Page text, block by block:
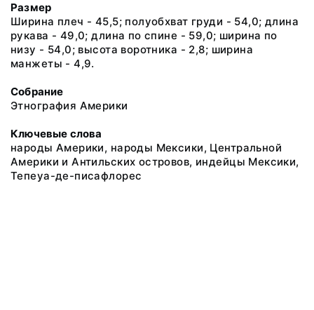
Размер
Ширина плеч - 45,5; полуобхват груди - 54,0; длина
рукава - 49,0; длина по спине - 59,0; ширина по
низу - 54,0; высота воротника - 2,8; ширина
манжеты - 4,9.
Собрание
Этнография Америки
Ключевые слова
народы Америки, народы Мексики, Центральной
Америки и Антильских островов, индейцы Мексики,
Тепеуа-де-писафлорес